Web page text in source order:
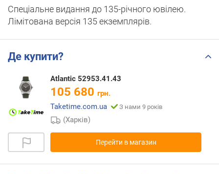
Спеціальне видання до 135-річного ювілею.
Лімітована версія 135 екземплярів.
Де купити?
Atlantic 52953.41.43
105 680 грн.
Taketime.com.ua
З нами 9 років
(Харків)
Перейти в магазин